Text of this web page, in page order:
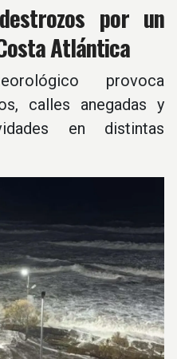
por un
Atlántica
provoca
calles anegadas y
en distintas